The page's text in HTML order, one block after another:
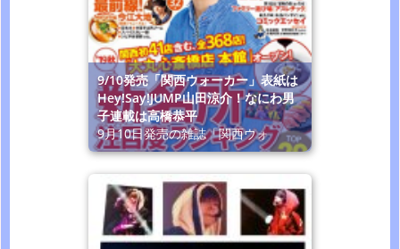
9/10発売「関西ウォーカー」表紙は
Hey!Say!JUMP山田涼介！なにわ男
子連載は高橋恭平
9月10日発売の雑誌「関西ウォ